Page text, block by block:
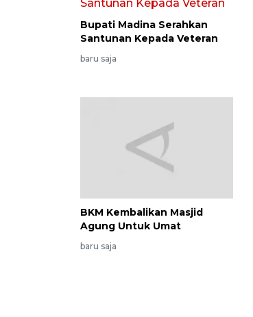
Bupati Madina Serahkan
Santunan Kepada Veteran
baru saja
BKM Kembalikan Masjid
Agung Untuk Umat
baru saja